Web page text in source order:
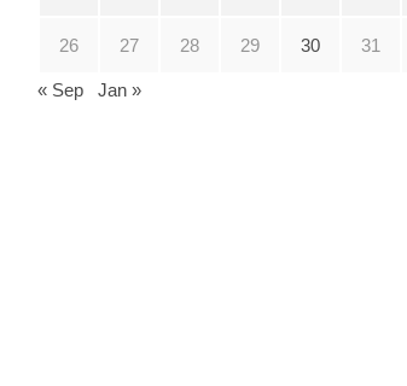
26 27 28 29 30 31
« Sep Jan »